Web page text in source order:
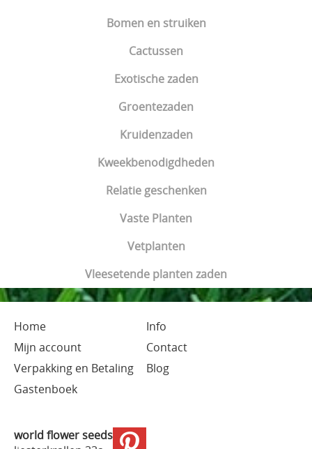
Bomen en struiken
Cactussen
Exotische zaden
Groentezaden
Kruidenzaden
Kweekbenodigdheden
Relatie geschenken
Vaste Planten
Vetplanten
Vleesetende planten zaden
Home
Info
Mijn account
Contact
Verpakking en Betaling
Blog
Gastenboek
world flower seeds